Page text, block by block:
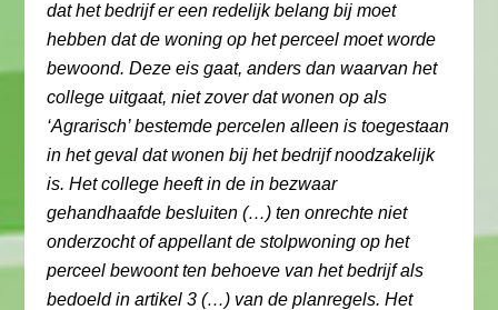
dat het bedrijf er een redelijk belang bij moet
hebben dat de woning op het perceel moet worde
bewoond. Deze eis gaat, anders dan waarvan het
college uitgaat, niet zover dat wonen op als
‘Agrarisch’ bestemde percelen alleen is toegestaan
in het geval dat wonen bij het bedrijf noodzakelijk
is. Het college heeft in de in bezwaar
gehandhaafde besluiten (…) ten onrechte niet
onderzocht of appellant de stolpwoning op het
perceel bewoont ten behoeve van het bedrijf als
bedoeld in artikel 3 (…) van de planregels. Het